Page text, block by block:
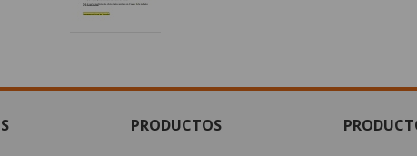
PRODUCTOS